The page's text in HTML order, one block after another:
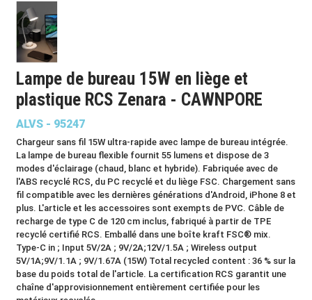
Lampe de bureau 15W en liège et
plastique RCS Zenara - CAWNPORE
ALVS - 95247
Chargeur sans fil 15W ultra-rapide avec lampe de bureau intégrée.
La lampe de bureau flexible fournit 55 lumens et dispose de 3
modes d'éclairage (chaud, blanc et hybride). Fabriquée avec de
l'ABS recyclé RCS, du PC recyclé et du liège FSC. Chargement sans
fil compatible avec les dernières générations d'Android, iPhone 8 et
plus. L'article et les accessoires sont exempts de PVC. Câble de
recharge de type C de 120 cm inclus, fabriqué à partir de TPE
recyclé certifié RCS. Emballé dans une boîte kraft FSC® mix.
Type-C in ; Input 5V/2A ; 9V/2A;12V/1.5A ; Wireless output
5V/1A;9V/1.1A ; 9V/1.67A (15W) Total recycled content : 36 % sur la
base du poids total de l'article. La certification RCS garantit une
chaîne d'approvisionnement entièrement certifiée pour les